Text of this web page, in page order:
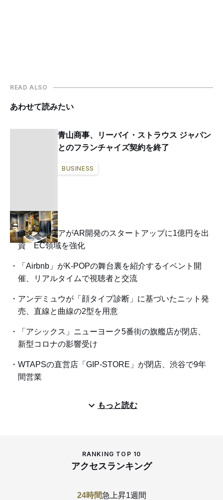
READ ALSO
あわせて読みたい
青山商事、リーバイ・ストラウス ジャパン
とのフランチャイズ契約を終了
BUSINESS
アダストリアがAR開発のスタートアップに1億円を出
資 EC領域を強化
「Airbnb」がK-POPの舞台裏を紹介するイベント開
催、リアルタイムで視聴者と交流
アンデミュウが「顔タイプ診断」に基づいたニット発
売、直線と曲線の2型を用意
「アシックス」ニューヨーク5番街の旗艦店が閉店、
新型コロナの影響受け
WTAPSの直営店「GIP-STORE」が閉店、渋谷で9年
間営業
もっと読む
RANKING TOP 10
アクセスランキング
24時間急上昇1週間